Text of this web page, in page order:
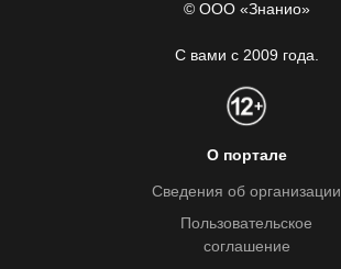
© ООО «Знанио»
С вами с 2009 года.
О портале
Сведения об организации
Пользовательское
соглашение